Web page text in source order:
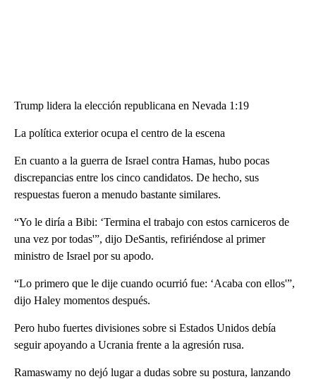
Trump lidera la elección republicana en Nevada 1:19
La política exterior ocupa el centro de la escena
En cuanto a la guerra de Israel contra Hamas, hubo pocas
discrepancias entre los cinco candidatos. De hecho, sus
respuestas fueron a menudo bastante similares.
“Yo le diría a Bibi: ‘Termina el trabajo con estos carniceros de
una vez por todas'”, dijo DeSantis, refiriéndose al primer
ministro de Israel por su apodo.
“Lo primero que le dije cuando ocurrió fue: ‘Acaba con ellos'”,
dijo Haley momentos después.
Pero hubo fuertes divisiones sobre si Estados Unidos debía
seguir apoyando a Ucrania frente a la agresión rusa.
Ramaswamy no dejó lugar a dudas sobre su postura, lanzando